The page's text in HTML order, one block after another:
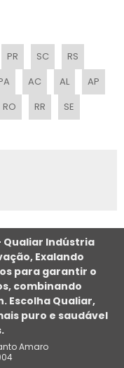
DE PAREDE A ÁGUA
PR SC
RS
AC AL
AP
RO RR
SE
Qualiar Indústria
Exalando
para garantir o
combinando
Escolha Qualiar,
puro e saudável
Amaro